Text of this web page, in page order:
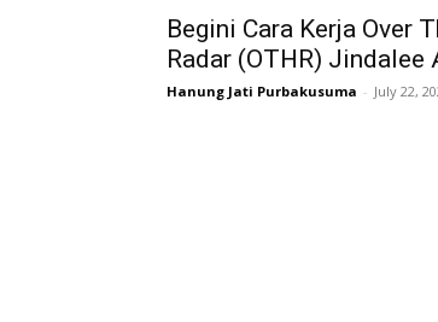
Begini Cara Kerja Over
Radar (OTHR) Jindalee
Hanung Jati Purbakusuma - July 22,